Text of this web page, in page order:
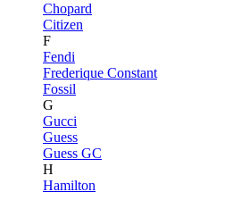
Chopard
Citizen
F
Fendi
Frederique Constant
Fossil
G
Gucci
Guess
Guess GC
H
Hamilton